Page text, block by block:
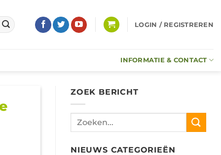
LOGIN / REGISTREREN
INFORMATIE & CONTACT
ZOEK BERICHT
NIEUWS CATEGORIEËN